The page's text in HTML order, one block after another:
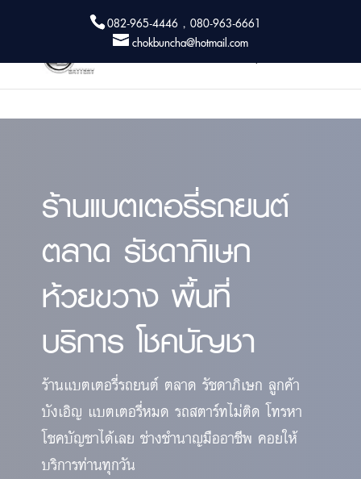
082-965-4446 , 080-963-6661
chokbuncha@hotmail.com
ร้านแบตเตอรี่รถยนต์
ตลาด รัชดาภิเษก
ห้วยขวาง พื้นที่
บริการ โชคบัญชา
ร้านแบตเตอรี่รถยนต์ ตลาด รัชดาภิเษก ลูกค้า
บังเอิญ แบตเตอรี่หมด รถสตาร์ทไม่ติด โทรหา
โชคบัญชาได้เลย ช่างชำนาญมืออาชีพ คอยให้
บริการท่านทุกวัน